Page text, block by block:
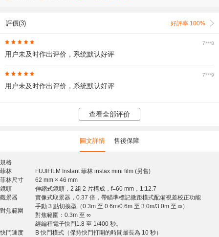
評價(3) 好評率 100%
7***8
用户未及时作出评价，系统默认好评
7***9
用户未及时作出评价，系统默认好评
查看全部评价
圖文詳情 售後保障
規格
菲林
FUJIFILM Instant 菲林 instax mini film (另售)
菲林尺寸
62 mm × 46 mm
鏡頭
伸縮式鏡頭，2 組 2 片構成，f=60 mm，1:12.7
觀景器
實像式取景器，0.37 倍，帶瞄準標記微距模式配備視差校正功能
對焦範圍
手動 3 點切換型（0.3m 至 0.6m/0.6m 至 3.0m/3.0m 至 ∞）
對焦範圍：0.3m 至 ∞
快門速度
經編程電子快門1.8 至 1/400 秒。
B 快門模式（保持快門打開的時間最長為 10 秒）